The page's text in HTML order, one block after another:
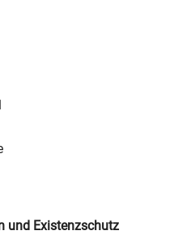
und Existenzschutz